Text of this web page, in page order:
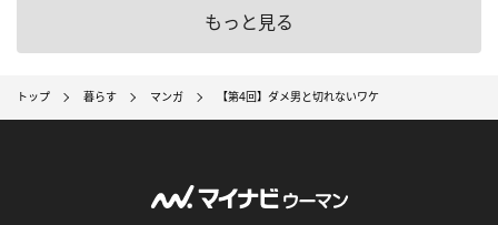
もっと見る
トップ 暮らす マンガ 【第4回】ダメ男と切れないワケ